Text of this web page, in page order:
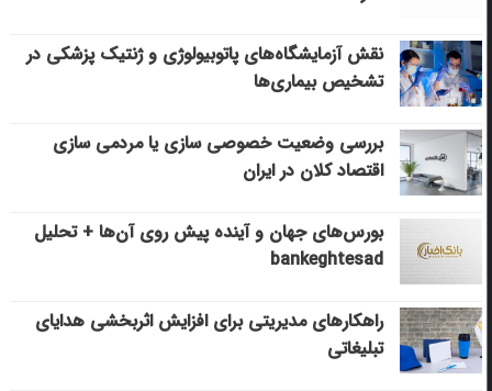
نقش آزمایشگاه‌های پاتوبیولوژی و ژنتیک پزشکی در
تشخیص بیماری‌ها
بررسی وضعیت خصوصی سازی یا مردمی سازی
اقتصاد کلان در ایران
بورس‌های جهان و آینده پیش روی آن‌ها + تحلیل
bankeghtesad
راهکارهای مدیریتی برای افزایش اثربخشی هدایای
تبلیغاتی